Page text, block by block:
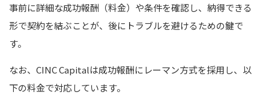
事前に詳細な成功報酬（料金）や条件を確認し、納得できる
形で契約を結ぶことが、後にトラブルを避けるための鍵で
す。
なお、 CINC Capitalは成功報酬にレーマン方式を採用し、以
下の料金で対応しています。